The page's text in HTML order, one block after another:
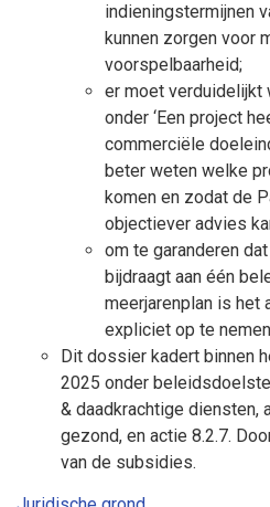
indieningstermijnen
kunnen zorgen voor
voorspelbaarheid;
er moet verduidelijkt
onder ‘Een project
commerciële
beter weten welke
komen en zodat de
objectiever advies
om te garanderen
bijdraagt aan één
meerjarenplan is het
expliciet op te
Dit dossier kadert binnen
2025 onder
& daadkrachtige diensten,
gezond, en actie 8.2.7.
van de subsidies.